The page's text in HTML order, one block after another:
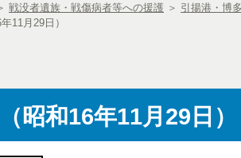
戦没者遺族・戦傷病者等への援護 ＞ 引揚港・博多
11月29日）
昭和16年11月29日）